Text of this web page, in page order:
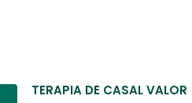
TERAPIA DE CASAL VALOR